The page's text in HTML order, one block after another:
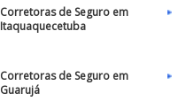
Corretoras de Seguro em
Itaquaquecetuba
Corretoras de Seguro em
Guarujá